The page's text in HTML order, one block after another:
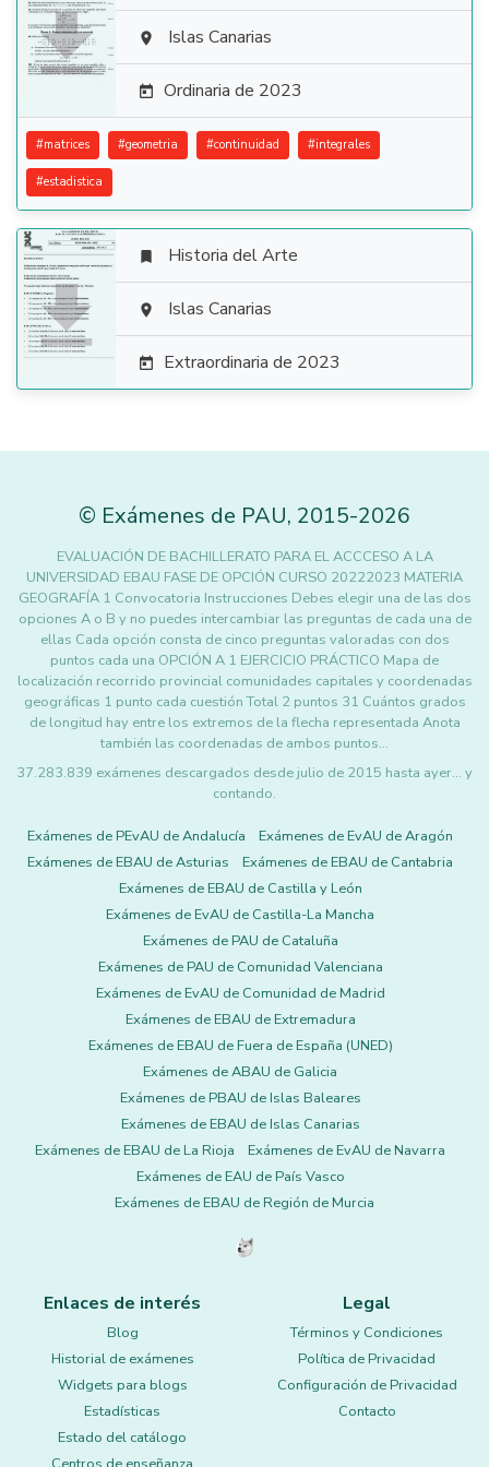
  Islas Canarias
 Ordinaria de 2023
#matrices #geometria #continuidad #integrales
#estadistica

 Historia del Arte
 Islas Canarias
 Extraordinaria de 2023
© Exámenes de PAU, 2015-2026
EVALUACIÓN DE BACHILLERATO PARA EL ACCCESO A LA
UNIVERSIDAD EBAU FASE DE OPCIÓN CURSO 20222023 MATERIA
GEOGRAFÍA 1 Convocatoria Instrucciones Debes elegir una de las dos
opciones A o B y no puedes intercambiar las preguntas de cada una de
ellas Cada opción consta de cinco preguntas valoradas con dos
puntos cada una OPCIÓN A 1 EJERCICIO PRÁCTICO Mapa de
localización recorrido provincial comunidades capitales y coordenadas
geográficas 1 punto cada cuestión Total 2 puntos 31 Cuántos grados
de longitud hay entre los extremos de la flecha representada Anota
también las coordenadas de ambos puntos…
37.283.839 exámenes descargados desde julio de 2015 hasta ayer... y
contando.
Exámenes de PEvAU de Andalucía
Exámenes de EvAU de Aragón
Exámenes de EBAU de Asturias
Exámenes de EBAU de Cantabria
Exámenes de EBAU de Castilla y León
Exámenes de EvAU de Castilla-La Mancha
Exámenes de PAU de Cataluña
Exámenes de PAU de Comunidad Valenciana
Exámenes de EvAU de Comunidad de Madrid
Exámenes de EBAU de Extremadura
Exámenes de EBAU de Fuera de España (UNED)
Exámenes de ABAU de Galicia
Exámenes de PBAU de Islas Baleares
Exámenes de EBAU de Islas Canarias
Exámenes de EBAU de La Rioja
Exámenes de EvAU de Navarra
Exámenes de EAU de País Vasco
Exámenes de EBAU de Región de Murcia
Enlaces de interés
Blog
Historial de exámenes
Widgets para blogs
Estadísticas
Estado del catálogo
Legal
Términos y Condiciones
Política de Privacidad
Configuración de Privacidad
Contacto